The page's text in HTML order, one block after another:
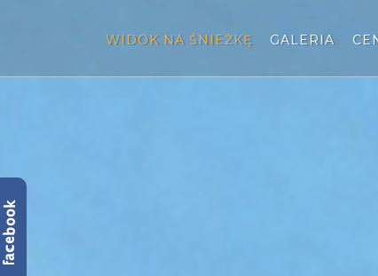
WIDOK NA ŚNIEŻKĘ GALERIA